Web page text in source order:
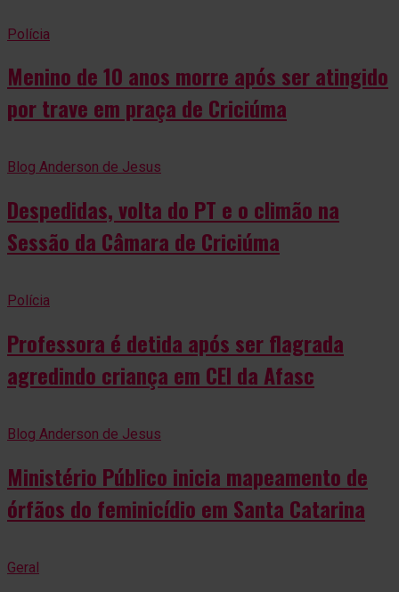
Polícia
Menino de 10 anos morre após ser atingido
por trave em praça de Criciúma
Blog Anderson de Jesus
Despedidas, volta do PT e o climão na
Sessão da Câmara de Criciúma
Polícia
Professora é detida após ser flagrada
agredindo criança em CEI da Afasc
Blog Anderson de Jesus
Ministério Público inicia mapeamento de
órfãos do feminicídio em Santa Catarina
Geral